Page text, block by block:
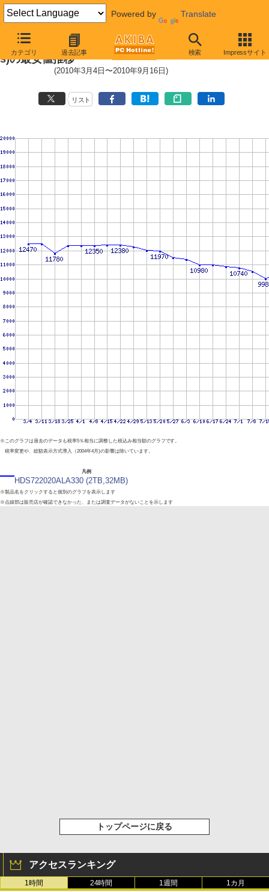
Powered by Translate
カテゴリ 過去記事 検索 Impressサイト
Deskstar 7K2000 (7200rpm,3Gb/
s)の最安値推移
(2010年3月4日〜2010年9月16日)
リスト
※このグラフは過去のデータも税率5％相当に調整した税込み相当額のグラフです。
税率変更や、総額表示方式導入（2004年4月)の影響は除いています。
凡例
HDS722020ALA330 (2TB,32MB)
※製品名をクリックすると個別のグラフを表示します
※点線部は販売店が確認できなかった、または調査データがないことを示します
トップページに戻る
アクセスランキング
1時間 24時間 1週間 1カ月